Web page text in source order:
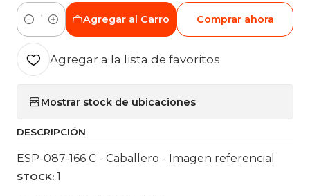
Cantidad
Agregar al Carro Comprar ahora
Agregar a la lista de favoritos
Mostrar stock de ubicaciones
DESCRIPCIÓN
ESP-087-166 C - Caballero - Imagen referencial
STOCK: 1